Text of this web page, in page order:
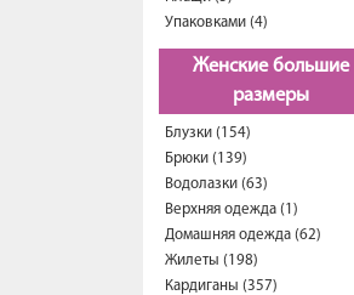
Упаковками (4)
Женские большие
размеры
Блузки (154)
Брюки (139)
Водолазки (63)
Верхняя одежда (1)
Домашняя одежда (62)
Жилеты (198)
Кардиганы (357)